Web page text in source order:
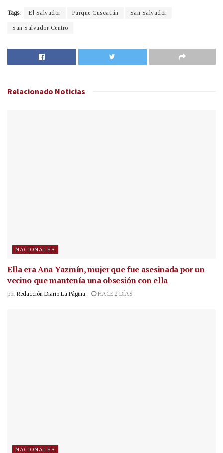
Tags: El Salvador Parque Cuscatlán San Salvador
San Salvador Centro
Relacionado Noticias
NACIONALES
Ella era Ana Yazmín, mujer que fue asesinada por un
vecino que mantenía una obsesión con ella
por Redacción Diario La Página HACE 2 DÍAS
NACIONALES